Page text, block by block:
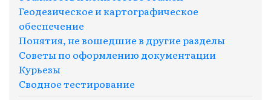
Геодезическое и картографическое
обеспечение
Понятия, не вошедшие в другие разделы
Советы по оформлению документации
Курьезы
Сводное тестирование